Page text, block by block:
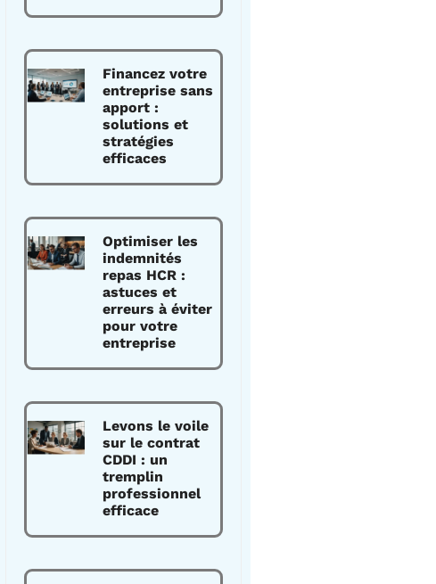
Financez votre
entreprise sans
apport :
solutions et
stratégies
efficaces
Optimiser les
indemnités
repas HCR :
astuces et
erreurs à éviter
pour votre
entreprise
Levons le voile
sur le contrat
CDDI : un
tremplin
professionnel
efficace